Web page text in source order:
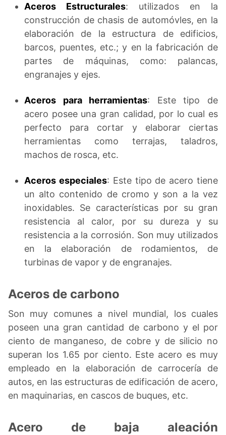
Aceros Estructurales: utilizados en la
construcción de chasis de automóvles, en la
elaboración de la estructura de edificios,
barcos, puentes, etc.; y en la fabricación de
partes de máquinas, como: palancas,
engranajes y ejes.
Aceros para herramientas: Este tipo de
acero posee una gran calidad, por lo cual es
perfecto para cortar y elaborar ciertas
herramientas como terrajas, taladros,
machos de rosca, etc.
Aceros especiales: Este tipo de acero tiene
un alto contenido de cromo y son a la vez
inoxidables. Se características por su gran
resistencia al calor, por su dureza y su
resistencia a la corrosión. Son muy utilizados
en la elaboración de rodamientos, de
turbinas de vapor y de engranajes.
Aceros de carbono
Son muy comunes a nivel mundial, los cuales
poseen una gran cantidad de carbono y el por
ciento de manganeso, de cobre y de silicio no
superan los 1.65 por ciento. Este acero es muy
empleado en la elaboración de carrocería de
autos, en las estructuras de edificación de acero,
en maquinarias, en cascos de buques, etc.
Acero de baja aleación